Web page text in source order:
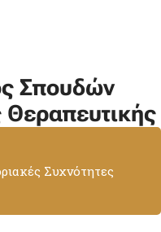
Σπουδών
Συχνότητες